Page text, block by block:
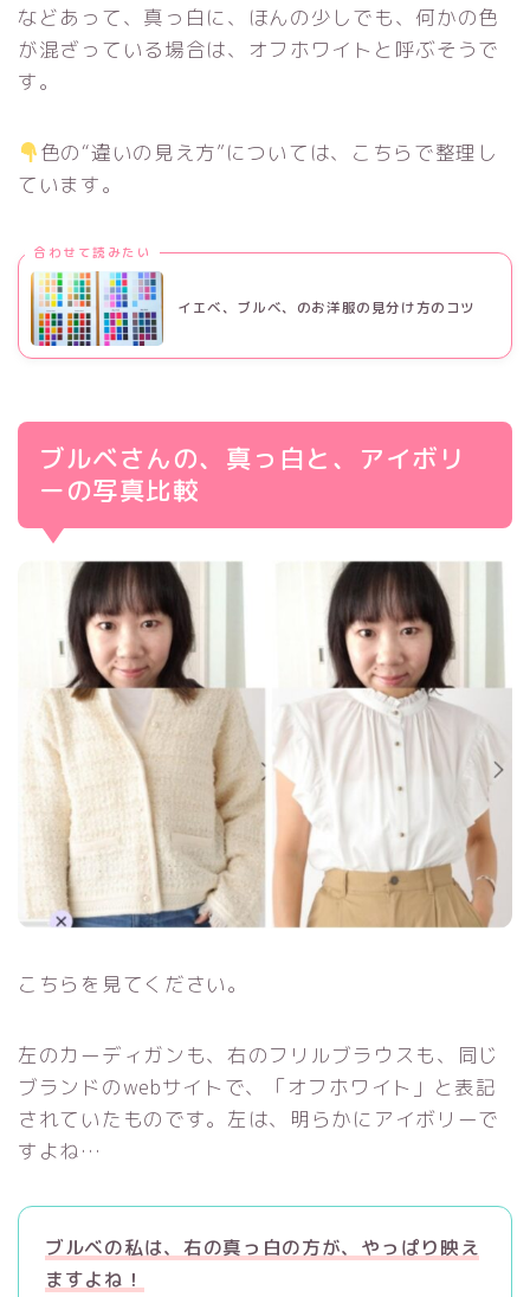
などあって、真っ白に、ほんの少しでも、何かの色
が混ざっている場合は、オフホワイトと呼ぶそうで
す。
色の“違いの見え方”については、こちらで整理し
ています。
合わせて読みたい
イエベ、ブルベ、のお洋服の見分け方のコツ
ブルベさんの、真っ白と、アイボリ
ーの写真比較
こちらを見てください。
左のカーディガンも、右のフリルブラウスも、同じ
ブランドのwebサイトで、「オフホワイト」と表記
されていたものです。左は、明らかにアイボリーで
すよね…
ブルベの私は、右の真っ白の方が、やっぱり映え
ますよね！